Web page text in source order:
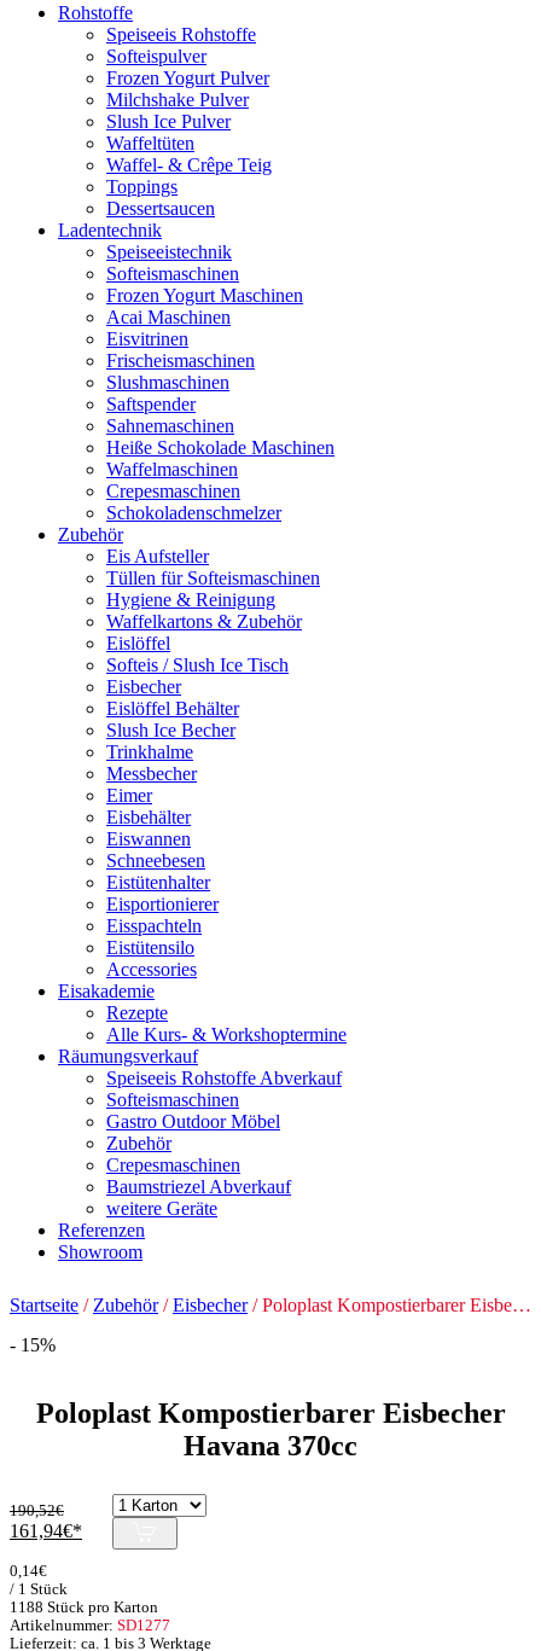
Rohstoffe
Speiseeis Rohstoffe
Softeispulver
Frozen Yogurt Pulver
Milchshake Pulver
Slush Ice Pulver
Waffeltüten
Waffel- & Crêpe Teig
Toppings
Dessertsaucen
Ladentechnik
Speiseeistechnik
Softeismaschinen
Frozen Yogurt Maschinen
Acai Maschinen
Eisvitrinen
Frischeismaschinen
Slushmaschinen
Saftspender
Sahnemaschinen
Heiße Schokolade Maschinen
Waffelmaschinen
Crepesmaschinen
Schokoladenschmelzer
Zubehör
Eis Aufsteller
Tüllen für Softeismaschinen
Hygiene & Reinigung
Waffelkartons & Zubehör
Eislöffel
Softeis / Slush Ice Tisch
Eisbecher
Eislöffel Behälter
Slush Ice Becher
Trinkhalme
Messbecher
Eimer
Eisbehälter
Eiswannen
Schneebesen
Eistütenhalter
Eisportionierer
Eisspachteln
Eistütensilo
Accessories
Eisakademie
Rezepte
Alle Kurs- & Workshoptermine
Räumungsverkauf
Speiseeis Rohstoffe Abverkauf
Softeismaschinen
Gastro Outdoor Möbel
Zubehör
Crepesmaschinen
Baumstriezel Abverkauf
weitere Geräte
Referenzen
Showroom
Startseite / Zubehör/Eisbecher/ Poloplast Kompostierbarer Eisbecher Havana 370cc
- 15%
Poloplast Kompostierbarer Eisbecher
Havana 370cc
190,52€
Ursprünglicher
war:
190,52€
161,94€
Preis
1188 Stück pro Karton
Artikelnummer: SD1277
0,14€
/ 1 Stück
Lieferzeit: ca. 1 bis 3 Werktage